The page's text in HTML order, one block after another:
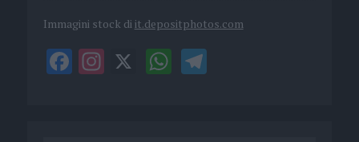
Immagini stock di it.depositphotos.com